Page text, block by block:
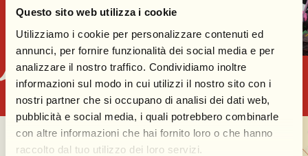
Questo sito web utilizza i cookie
Utilizziamo i cookie per personalizzare contenuti ed
annunci, per fornire funzionalità dei social media e per
analizzare il nostro traffico. Condividiamo inoltre
informazioni sul modo in cui utilizzi il nostro sito con i
nostri partner che si occupano di analisi dei dati web,
pubblicità e social media, i quali potrebbero combinarle
con altre informazioni che hai fornito loro o che hanno
raccolto dal tuo utilizzo dei loro servizi.